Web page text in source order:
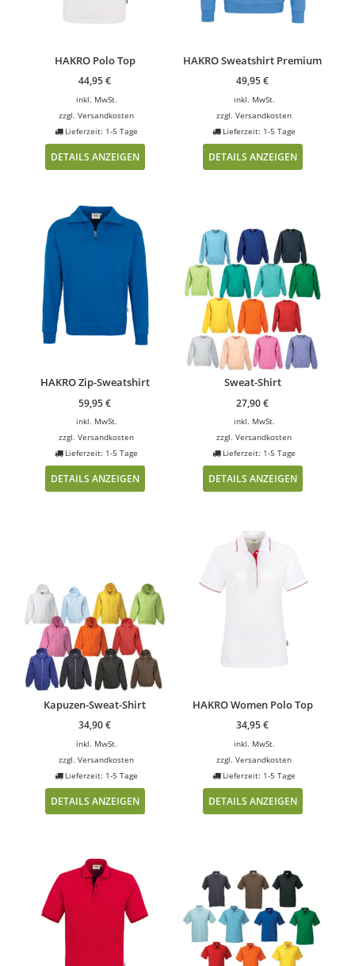
HAKRO Polo Top
44,95€
inkl. MwSt.
zzgl.Versandkosten
Lieferzeit: 1-5 Tage
DETAILS ANZEIGEN
HAKRO Sweatshirt Premium
49,95€
inkl. MwSt.
zzgl.Versandkosten
Lieferzeit: 1-5 Tage
DETAILS ANZEIGEN
HAKRO Zip-Sweatshirt
59,95€
inkl. MwSt.
zzgl.Versandkosten
Lieferzeit: 1-5 Tage
DETAILS ANZEIGEN
Sweat-Shirt
27,90€
inkl. MwSt.
zzgl.Versandkosten
Lieferzeit: 1-5 Tage
DETAILS ANZEIGEN
Kapuzen-Sweat-Shirt
34,90€
inkl. MwSt.
zzgl.Versandkosten
Lieferzeit: 1-5 Tage
DETAILS ANZEIGEN
HAKRO Women Polo Top
34,95€
inkl. MwSt.
zzgl.Versandkosten
Lieferzeit: 1-5 Tage
DETAILS ANZEIGEN